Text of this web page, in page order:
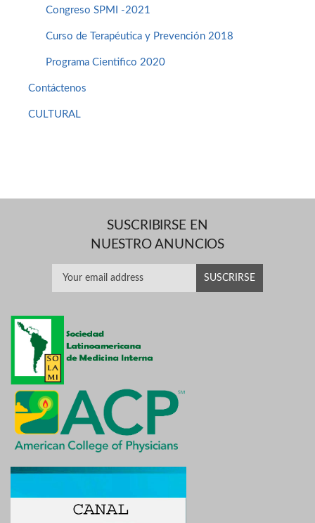
Congreso SPMI -2021
Curso de Terapéutica y Prevención 2018
Programa Cientifico 2020
Contáctenos
CULTURAL
SUSCRIBIRSE EN
NUESTRO ANUNCIOS